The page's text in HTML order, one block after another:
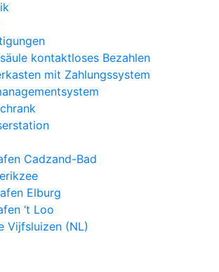
kontaktloses Bezahlen
mit Zahlungssystem
Cadzand-Bad
Elburg
‘t Loo
Vijfsluizen (NL)